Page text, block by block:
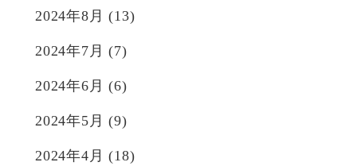
2024年8月 (13)
2024年7月 (7)
2024年6月 (6)
2024年5月 (9)
2024年4月 (18)